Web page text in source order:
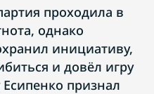
проходила в
однако
инициативу,
и довёл игру
признал